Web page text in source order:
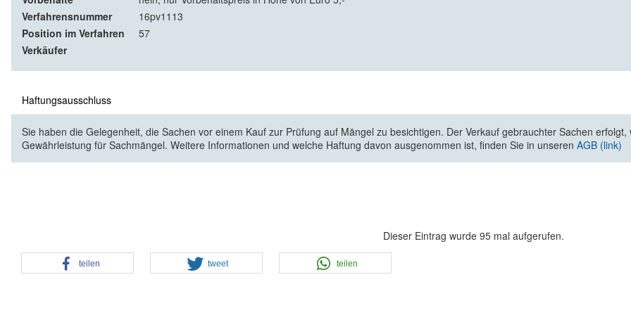
Verfahrensnummer
16pv1113
Position im Verfahren
57
Verkäufer
Haftungsausschluss
Sie haben die Gelegenheit, die Sachen vor einem Kauf zur Prüfung auf Mängel zu besichtigen. Der Verkauf gebrauchter Sachen
Gewährleistung für Sachmängel. Weitere Informationen und welche Haftung davon ausgenommen ist, finden Sie in unseren AGB (link)
Dieser Eintrag wurde 95 mal aufgerufen.
teilen tweet teilen